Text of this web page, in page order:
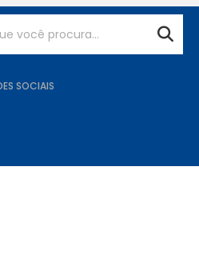
SOCIAIS